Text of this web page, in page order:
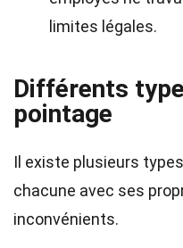
limites légales.
Différents
pointage
Il existe plusieurs
chacune avec ses
inconvénients.